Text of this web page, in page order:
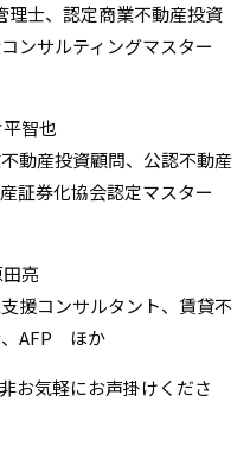
理士、認定商業不動産投資
ンサルティングマスター
智也
動産投資顧問、公認不動産
証券化協会認定マスター
亮
援コンサルタント、賃貸不
、AFP ほか
お気軽にお声掛けくださ